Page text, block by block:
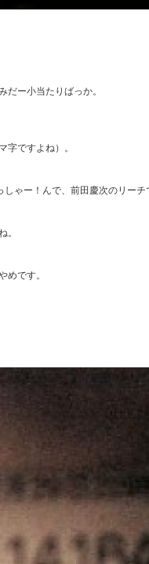
ー小当たりばっか。
ですよね）。
ゃー！んで、前田慶次のリーチ
。
めです。